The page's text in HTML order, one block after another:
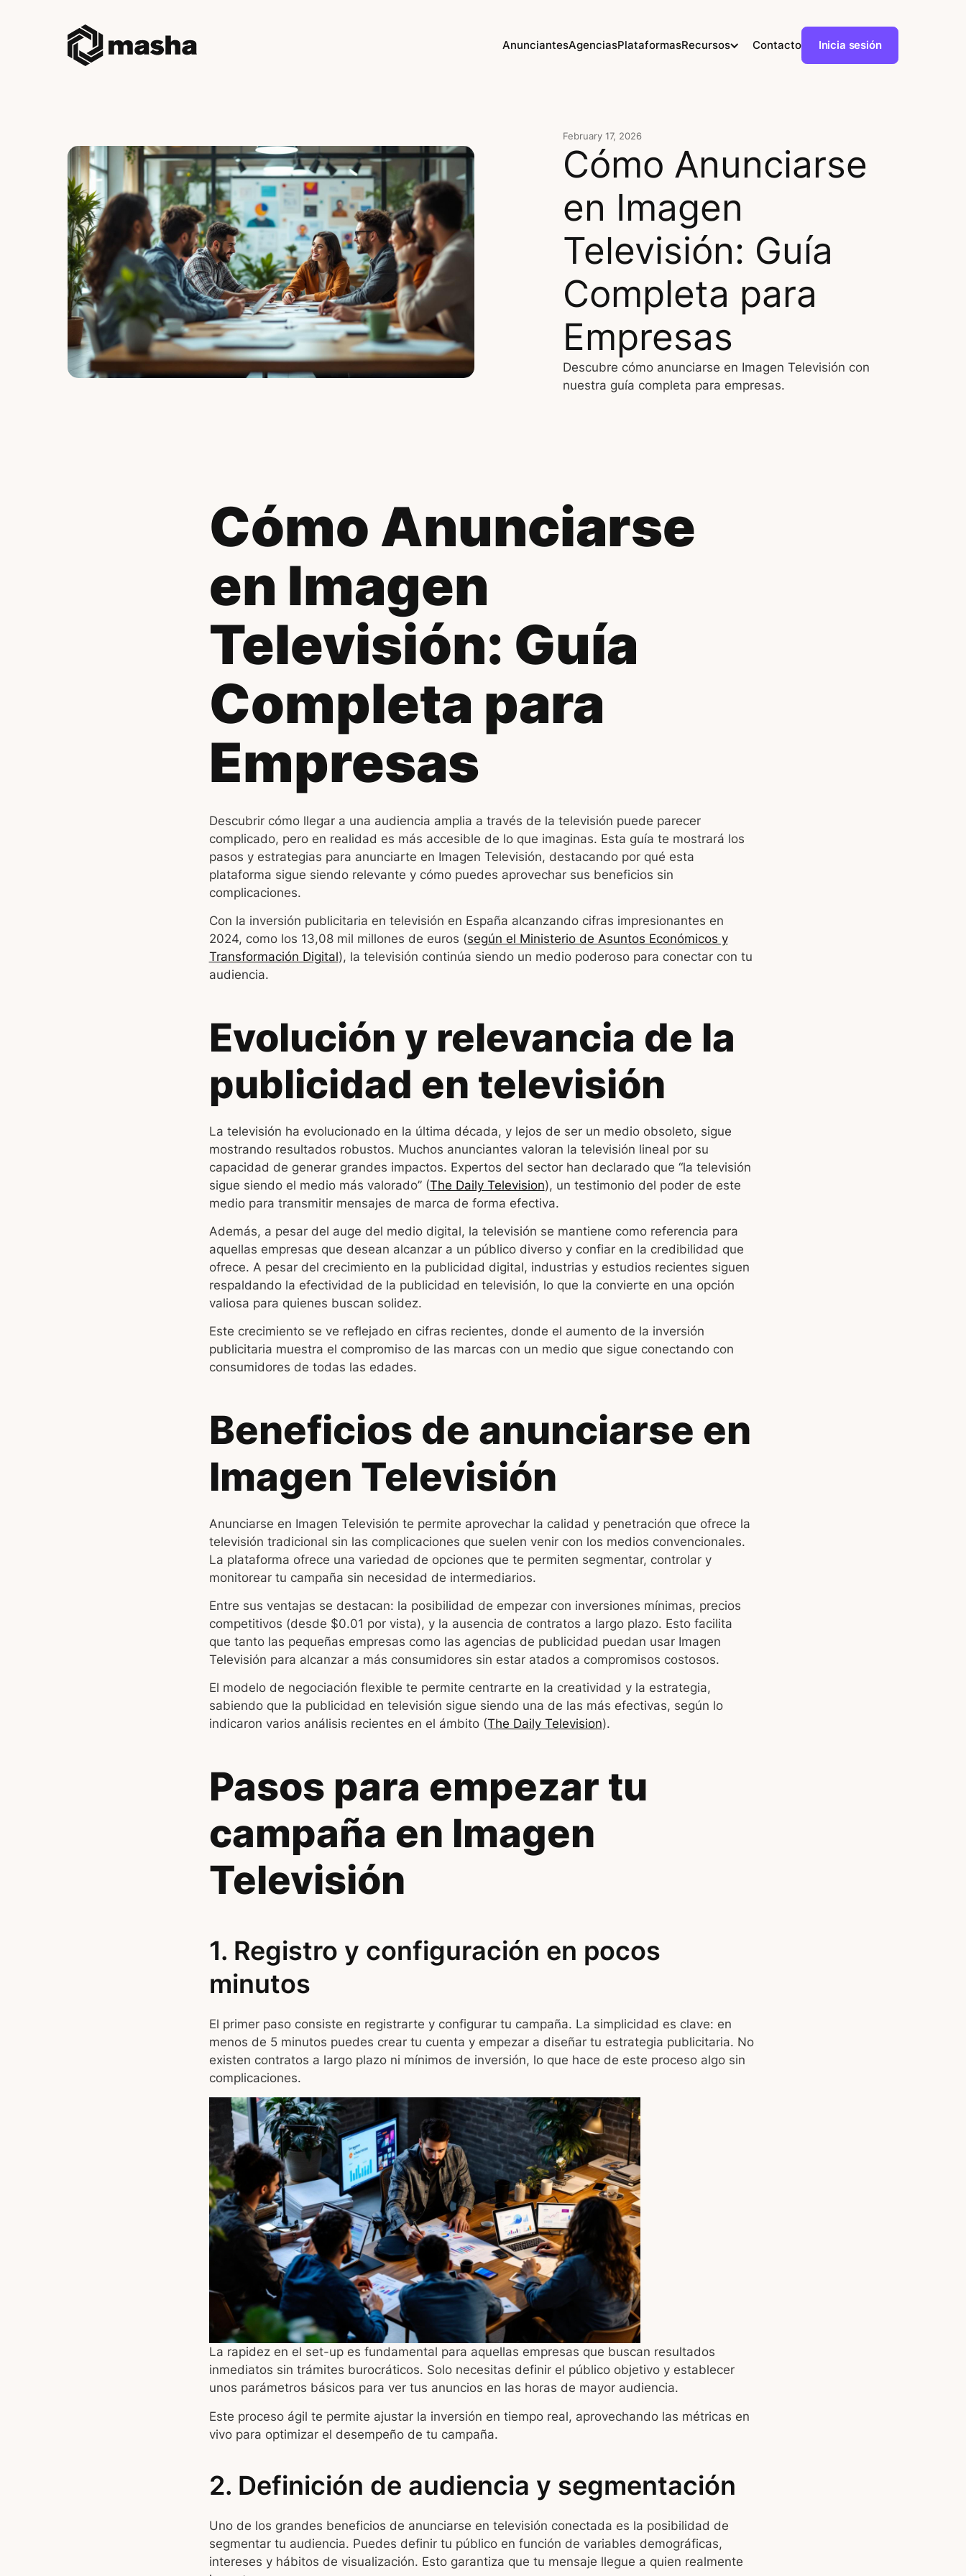
AnunciantesAgenciasPlataformasRecursos Contacto Inicia sesión
February 17, 2026
Cómo Anunciarse
en Imagen
Televisión: Guía
Completa para
Empresas
Descubre cómo anunciarse en Imagen Televisión con
nuestra guía completa para empresas.
Cómo Anunciarse
en Imagen
Televisión: Guía
Completa para
Empresas
Descubrir cómo llegar a una audiencia amplia a través de la televisión puede parecer
complicado, pero en realidad es más accesible de lo que imaginas. Esta guía te mostrará los
pasos y estrategias para anunciarte en Imagen Televisión, destacando por qué esta
plataforma sigue siendo relevante y cómo puedes aprovechar sus beneficios sin
complicaciones.
Con la inversión publicitaria en televisión en España alcanzando cifras impresionantes en
2024, como los 13,08 mil millones de euros (según el Ministerio de Asuntos Económicos y
Transformación Digital), la televisión continúa siendo un medio poderoso para conectar con tu
audiencia.
Evolución y relevancia de la
publicidad en televisión
La televisión ha evolucionado en la última década, y lejos de ser un medio obsoleto, sigue
mostrando resultados robustos. Muchos anunciantes valoran la televisión lineal por su
capacidad de generar grandes impactos. Expertos del sector han declarado que “la televisión
sigue siendo el medio más valorado” (The Daily Television), un testimonio del poder de este
medio para transmitir mensajes de marca de forma efectiva.
Además, a pesar del auge del medio digital, la televisión se mantiene como referencia para
aquellas empresas que desean alcanzar a un público diverso y confiar en la credibilidad que
ofrece. A pesar del crecimiento en la publicidad digital, industrias y estudios recientes siguen
respaldando la efectividad de la publicidad en televisión, lo que la convierte en una opción
valiosa para quienes buscan solidez.
Este crecimiento se ve reflejado en cifras recientes, donde el aumento de la inversión
publicitaria muestra el compromiso de las marcas con un medio que sigue conectando con
consumidores de todas las edades.
Beneficios de anunciarse en
Imagen Televisión
Anunciarse en Imagen Televisión te permite aprovechar la calidad y penetración que ofrece la
televisión tradicional sin las complicaciones que suelen venir con los medios convencionales.
La plataforma ofrece una variedad de opciones que te permiten segmentar, controlar y
monitorear tu campaña sin necesidad de intermediarios.
Entre sus ventajas se destacan: la posibilidad de empezar con inversiones mínimas, precios
competitivos (desde $0.01 por vista), y la ausencia de contratos a largo plazo. Esto facilita
que tanto las pequeñas empresas como las agencias de publicidad puedan usar Imagen
Televisión para alcanzar a más consumidores sin estar atados a compromisos costosos.
El modelo de negociación flexible te permite centrarte en la creatividad y la estrategia,
sabiendo que la publicidad en televisión sigue siendo una de las más efectivas, según lo
indicaron varios análisis recientes en el ámbito (The Daily Television).
Pasos para empezar tu
campaña en Imagen
Televisión
1. Registro y configuración en pocos
minutos
El primer paso consiste en registrarte y configurar tu campaña. La simplicidad es clave: en
menos de 5 minutos puedes crear tu cuenta y empezar a diseñar tu estrategia publicitaria. No
existen contratos a largo plazo ni mínimos de inversión, lo que hace de este proceso algo sin
complicaciones.
La rapidez en el set-up es fundamental para aquellas empresas que buscan resultados
inmediatos sin trámites burocráticos. Solo necesitas definir el público objetivo y establecer
unos parámetros básicos para ver tus anuncios en las horas de mayor audiencia.
Este proceso ágil te permite ajustar la inversión en tiempo real, aprovechando las métricas en
vivo para optimizar el desempeño de tu campaña.
2. Definición de audiencia y segmentación
Uno de los grandes beneficios de anunciarse en televisión conectada es la posibilidad de
segmentar tu audiencia. Puedes definir tu público en función de variables demográficas,
intereses y hábitos de visualización. Esto garantiza que tu mensaje llegue a quien realmente